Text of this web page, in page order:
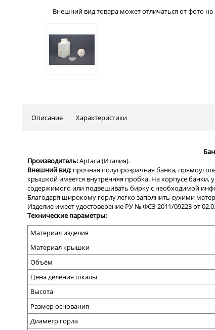
Внешний вид товара может отличаться от фото на
Описание Характеристики
Производитель:Aptaca(Италия).
Внешний вид: прочная полупрозрачная банка,
крышкой имеется внутренняя пробка. На корпусе
содержимого или подвешивать бирку с необходимой
Благодаря широкому горлу легко заполнить сухими
Изделие имеет удостоверение РУ № ФСЗ 2011/09223 от
Технические параметры:
Материал изделия
Материал крышки
Объём
Цена деления шкалы
Высота
Размер основания
Диаметр горла